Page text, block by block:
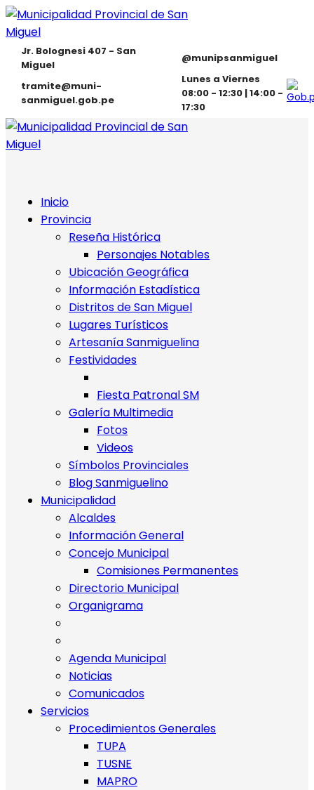
Jr. Bolognesi 407 - San
Miguel
@munipsanmiguel
tramite@muni-
sanmiguel.gob.pe
Lunes a Viernes
08:00 - 12:30 | 14:00 -
17:30
Inicio
Provincia
Reseña Histórica
Personajes Notables
Ubicación Geográfica
Información Estadística
Distritos de San Miguel
Lugares Turísticos
Artesanía Sanmiguelina
Festividades
Fiesta Patronal SM
Galería Multimedia
Fotos
Videos
Símbolos Provinciales
Blog Sanmiguelino
Municipalidad
Alcaldes
Información General
Concejo Municipal
Comisiones Permanentes
Directorio Municipal
Organigrama
Agenda Municipal
Noticias
Comunicados
Servicios
Procedimientos Generales
TUPA
TUSNE
MAPRO